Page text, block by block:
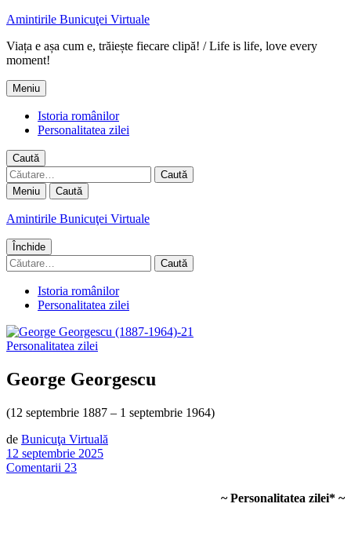
Amintirile Bunicuţei Virtuale
Viața e așa cum e, trăiește fiecare clipă! / Life is life, love every
moment!
Meniu
Istoria românilor
Personalitatea zilei
Caută
Caută
după:
Meniu Caută
Amintirile Bunicuţei Virtuale
Închide
Caută
după:
Istoria românilor
Personalitatea zilei
Personalitatea zilei
George Georgescu
(12 septembrie 1887 – 1 septembrie 1964)
de Bunicuţa Virtuală
12 septembrie 2025
Comentarii 23
~ Personalitatea zilei* ~